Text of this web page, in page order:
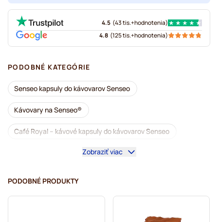
4.5 (43 tis.+hodnotenia)
4.8 (125 tis.+hodnotenia)
PODOBNÉ KATEGÓRIE
Senseo kapsuly do kávovarov Senseo
Kávovary na Senseo®
Café Royal – kávové kapsuly do kávovarov Senseo
Príslušenstvo na Senseo®
Odvápňovanie a údržba pre Senseo
Segafredo – kávové kapsuly do kávovarov Senseo
Zobraziť viac
PODOBNÉ PRODUKTY